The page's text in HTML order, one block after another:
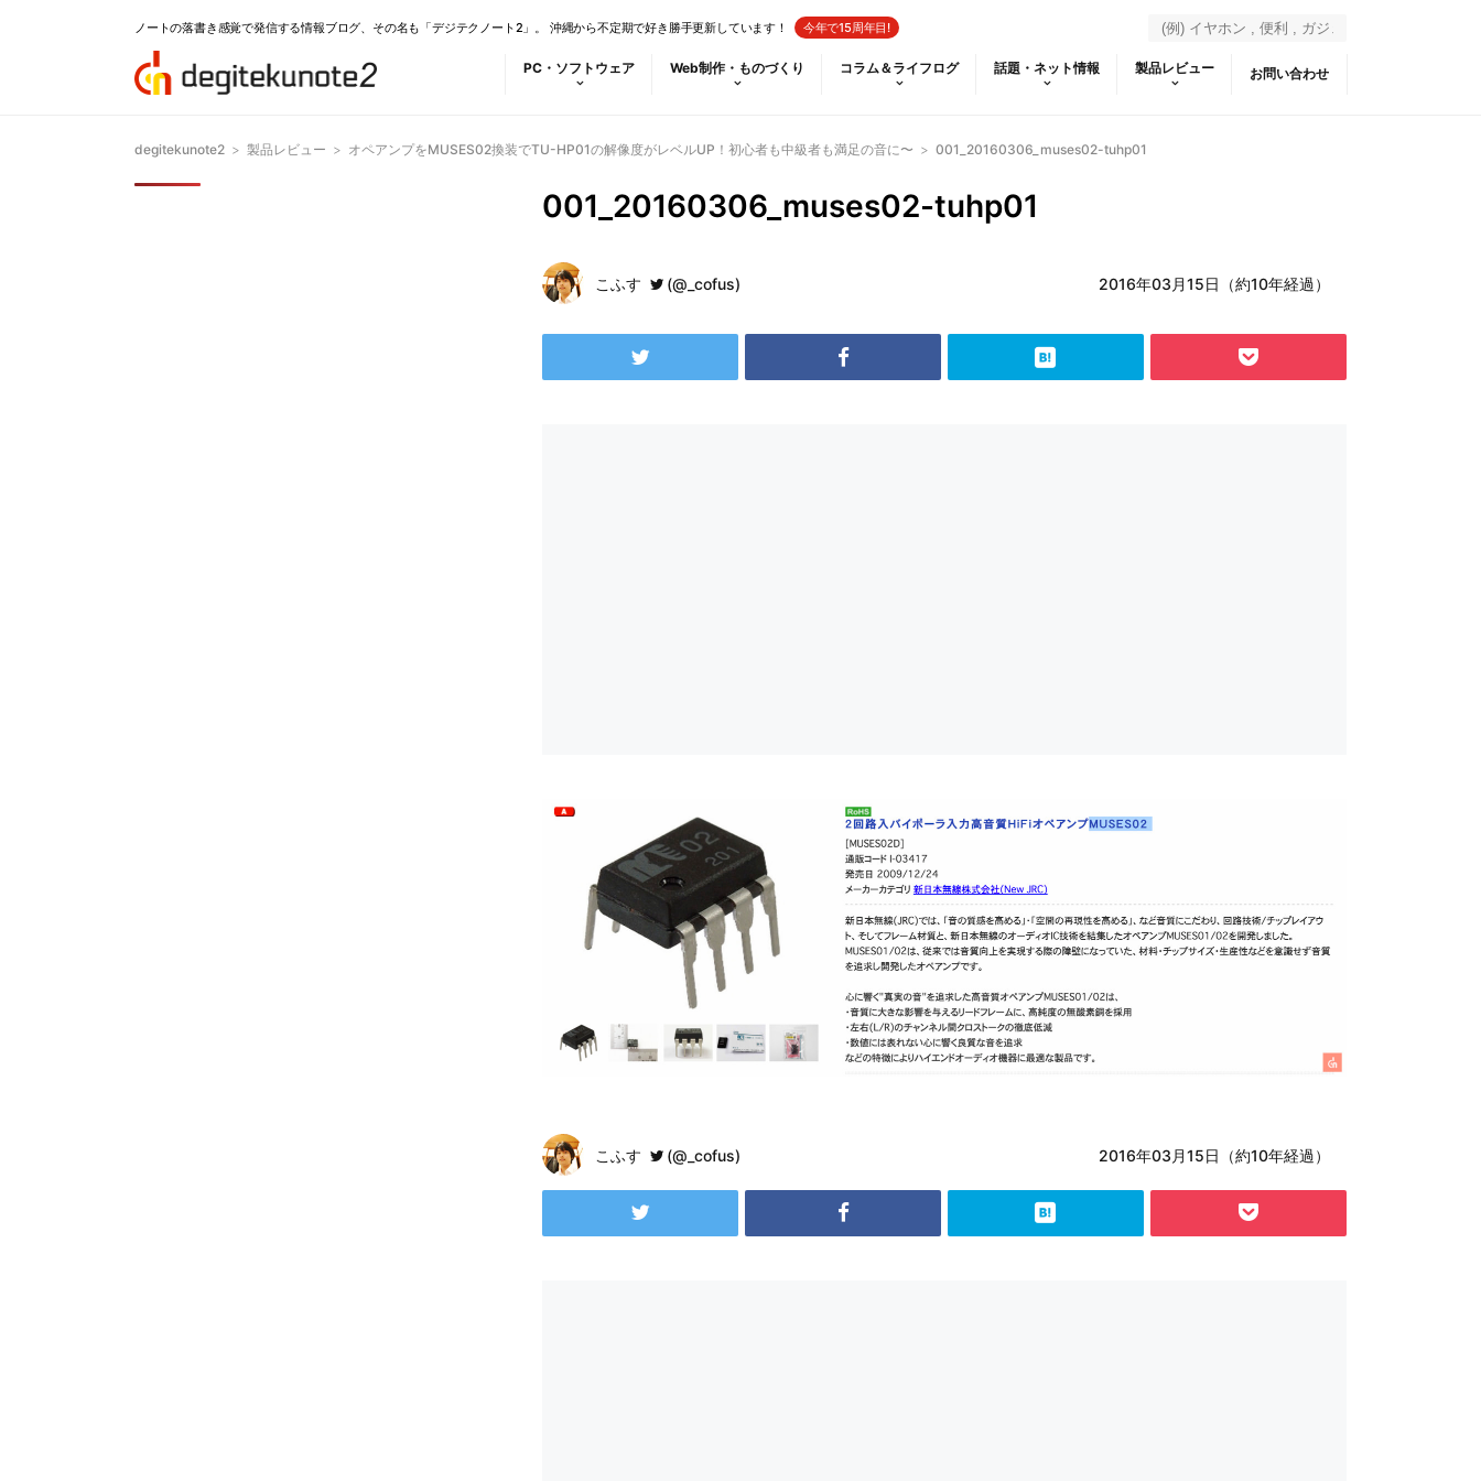
ノートの落書き感覚で発信する情報ブログ、その名も「デジテクノート2」。 沖縄から不定期で好き勝手更新しています！ 今年で15周年目!
PC・ソフトウェア Web制作・ものづくり コラム＆ライフログ 話題・ネット情報 製品レビュー お問い合わせ
degitekunote2 > 製品レビュー > オペアンプをMUSES02換装でTU-HP01の解像度がレベルUP！初心者も中級者も満足の音に〜 > 001_20160306_muses02-tuhp01
001_20160306_muses02-tuhp01
こふす (@_cofus) 2016年03月15日（約10年経過）
こふす (@_cofus) 2016年03月15日（約10年経過）